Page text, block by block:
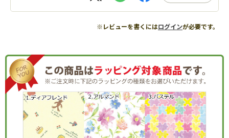
※レビューを書くにはログインが必要です。